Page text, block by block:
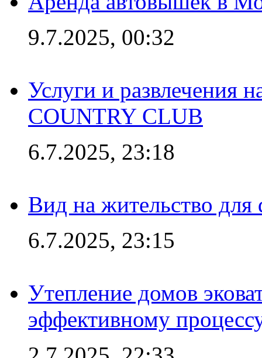
9.7.2025, 00:32
Услуги и развлечения
COUNTRY CLUB
6.7.2025, 23:18
Вид на жительство
6.7.2025, 23:15
Утепление домов
эффективному